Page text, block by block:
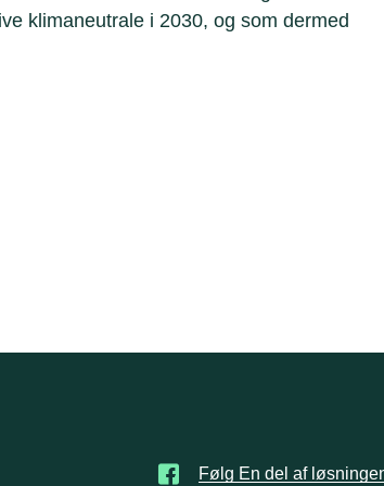
klimaneutrale i 2030, og som dermed
Følg En del af